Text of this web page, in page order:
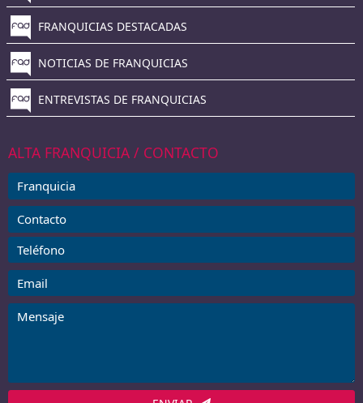
FRANQUICIAS DESTACADAS
NOTICIAS DE FRANQUICIAS
ENTREVISTAS DE FRANQUICIAS
ALTA FRANQUICIA / CONTACTO